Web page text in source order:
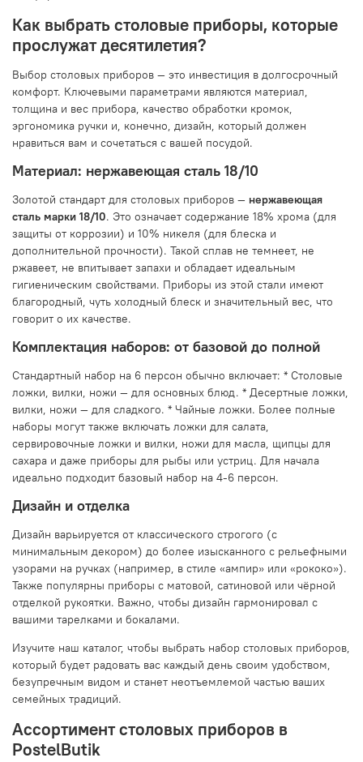
Как выбрать столовые приборы, которые
прослужат десятилетия?
Выбор столовых приборов — это инвестиция в долгосрочный
комфорт. Ключевыми параметрами являются материал,
толщина и вес прибора, качество обработки кромок,
эргономика ручки и, конечно, дизайн, который должен
нравиться вам и сочетаться с вашей посудой.
Материал: нержавеющая сталь 18/10
Золотой стандарт для столовых приборов — нержавеющая
сталь марки 18/10. Это означает содержание 18% хрома (для
защиты от коррозии) и 10% никеля (для блеска и
дополнительной прочности). Такой сплав не темнеет, не
ржавеет, не впитывает запахи и обладает идеальным
гигиеническим свойствами. Приборы из этой стали имеют
благородный, чуть холодный блеск и значительный вес, что
говорит о их качестве.
Комплектация наборов: от базовой до полной
Стандартный набор на 6 персон обычно включает: * Столовые
ложки, вилки, ножи — для основных блюд. * Десертные ложки,
вилки, ножи — для сладкого. * Чайные ложки. Более полные
наборы могут также включать ложки для салата,
сервировочные ложки и вилки, ножи для масла, щипцы для
сахара и даже приборы для рыбы или устриц. Для начала
идеально подходит базовый набор на 4-6 персон.
Дизайн и отделка
Дизайн варьируется от классического строгого (с
минимальным декором) до более изысканного с рельефными
узорами на ручках (например, в стиле «ампир» или «рококо»).
Также популярны приборы с матовой, сатиновой или чёрной
отделкой рукоятки. Важно, чтобы дизайн гармонировал с
вашими тарелками и бокалами.
Изучите наш каталог, чтобы выбрать набор столовых приборов,
который будет радовать вас каждый день своим удобством,
безупречным видом и станет неотъемлемой частью ваших
семейных традиций.
Ассортимент столовых приборов в
PostelButik